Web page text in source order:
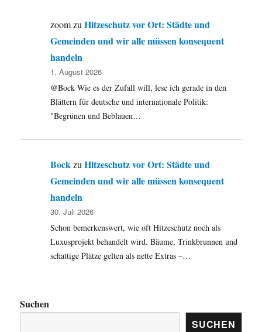
zoomzuHitzeschutz vor Ort: Städte und
Gemeinden und wir alle müssen konsequent
handeln
1. August 2026
@Bock Wie es der Zufall will, lese ich gerade in den
Blättern für deutsche und internationale Politik:
"Begrünen und Beblauen…
Bock zuHitzeschutz vor Ort: Städte und
Gemeinden und wir alle müssen konsequent
handeln
30. Juli 2026
Schon bemerkenswert, wie oft Hitzeschutz noch als
Luxusprojekt behandelt wird. Bäume, Trinkbrunnen und
schattige Plätze gelten als nette Extras –…
Suchen
SUCHEN